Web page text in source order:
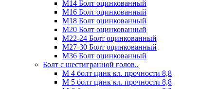
М14 Болт оцинкованный
М16 Болт оцинкованный
М18 Болт оцинкованный
М20 Болт оцинкованный
М22-24 Болт оцинкованный
М27-30 Болт оцинкованный
М36 Болт оцинкованный
Болт с шестигранной голов..
М 4 болт цинк кл. прочности 8,8
М 5 болт цинк кл. прочности 8,8